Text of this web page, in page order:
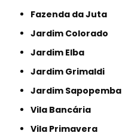
Fazenda da Juta
Jardim Colorado
Jardim Elba
Jardim Grimaldi
Jardim Sapopemba
Vila Bancária
Vila Primavera